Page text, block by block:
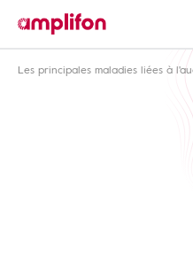
Les principales maladies liées à